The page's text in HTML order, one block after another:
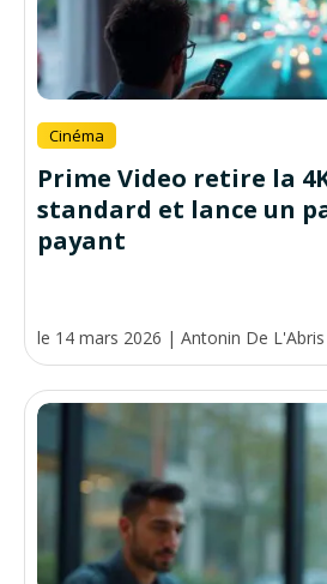
Cinéma
Prime Video retire la
standard et lance un
payant
le 14 mars 2026 | Antonin De L'Abris